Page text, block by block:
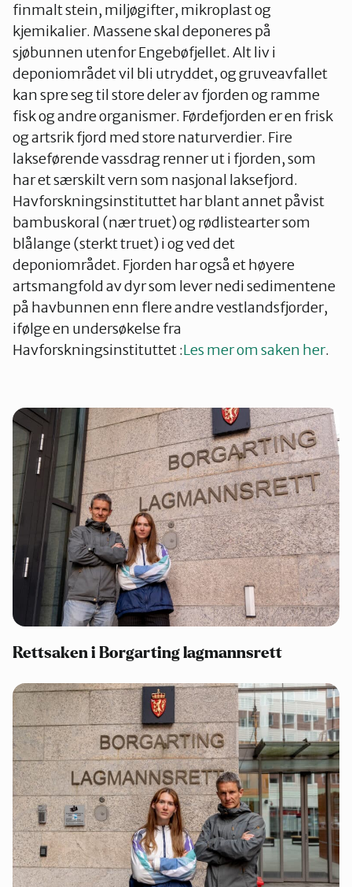
finmalt stein, miljøgifter, mikroplast og
kjemikalier. Massene skal deponeres på
sjøbunnen utenfor Engebøfjellet. Alt liv i
deponiområdet vil bli utryddet, og gruveavfallet
kan spre seg til store deler av fjorden og ramme
fisk og andre organismer. Førdefjorden er en frisk
og artsrik fjord med store naturverdier. Fire
lakseførende vassdrag renner ut i fjorden, som
har et særskilt vern som nasjonal laksefjord.
Havforskningsinstituttet har blant annet påvist
bambuskoral (nær truet) og rødlistearter som
blålange (sterkt truet) i og ved det
deponiområdet. Fjorden har også et høyere
artsmangfold av dyr som lever nedi sedimentene
på havbunnen enn flere andre vestlandsfjorder,
ifølge en undersøkelse fra
Havforskningsinstituttet :Les mer om saken her.
Rettsaken i Borgarting lagmannsrett